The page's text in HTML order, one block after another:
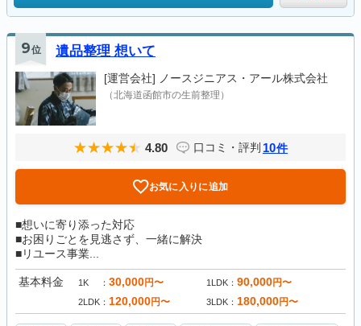
9位 遺品整理 想いて
[運営会社] ノースジニアス・アール株式会社
（北海道函館市の生前整理）
4.80 口コミ・評判 10件
お気に入りに追加
■想いに寄り添った対応
■お困りごとを見逃さず、一緒に解決
■リユース事業...
基本料金 1K 30,000円〜 1LDK 90,000円〜
2LDK 120,000円〜 3LDK 180,000円〜